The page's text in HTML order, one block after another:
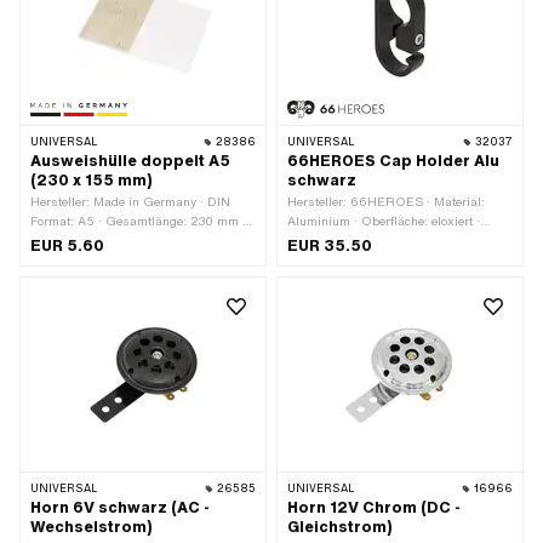
UNIVERSAL 28386
Ausweishülle doppelt A5
(230 x 155 mm)
Hersteller: Made in Germany · DIN
Format: A5 · Gesamtlänge: 230 mm ·
Breite: 155 mm
EUR 5.60
UNIVERSAL 32037
66HEROES Cap Holder Alu
schwarz
Hersteller: 66HEROES · Material:
Aluminium · Oberfläche: eloxiert ·
Farbe: schwarz · Gesamtlänge: 28
EUR 35.50
UNIVERSAL 26585
Horn 6V schwarz (AC -
Wechselstrom)
UNIVERSAL 16966
Horn 12V Chrom (DC -
Gleichstrom)